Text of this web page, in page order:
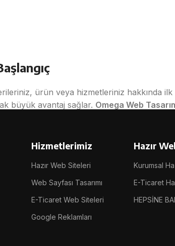
ürün veya hizmetleriniz hakkında
büyük avantaj sağlar. Omega Web
teknik altyapısı optimize edilmiş
bir internet sitesine sahip
özelleştirilerek kullanıma
Hizmetlerimiz
Hazır Web Siteleri
Web Sayfası Tasarımı
E-Ticaret Web Siteleri
Google Reklamları
Hazır
Kurumsal
E-Ticaret
HEPSİNE